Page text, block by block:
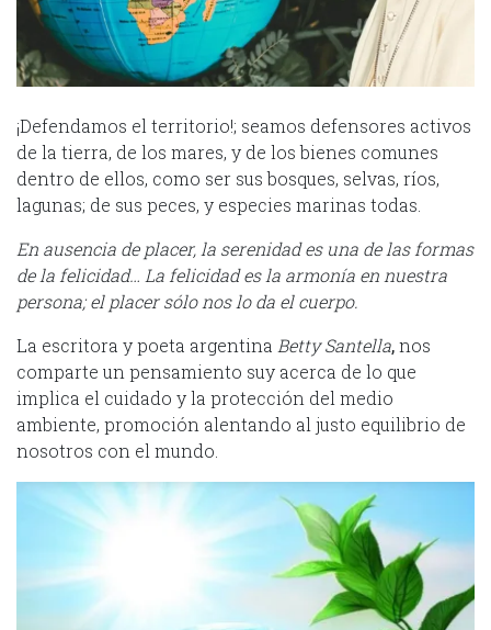
¡Defendamos el territorio!; seamos defensores activos
de la tierra, de los mares, y de los bienes comunes
dentro de ellos, como ser sus bosques, selvas, ríos,
lagunas; de sus peces, y especies marinas todas.
En ausencia de placer, la serenidad es una de las formas
de la felicidad… La felicidad es la armonía en nuestra
persona; el placer sólo nos lo da el cuerpo.
La escritora y poeta argentina Betty Santella,nos
comparte un pensamiento suy acerca de lo que
implica el cuidado y la protección del medio
ambiente, promoción alentando al justo equilibrio de
nosotros con el mundo.